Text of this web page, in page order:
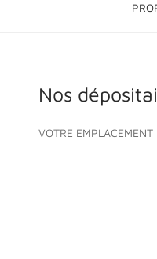
Nos
VOTRE EMPLACEMENT